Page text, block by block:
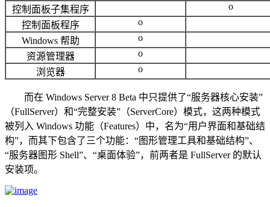
控制面板子集程序
o
控制面板程序
o
Windows 帮助
o
资源管理器
o
浏览器
o
而在 Windows Server 8 Beta 中只提供了“服务器核心安装”
（FullServer）和“完整安装”（ServerCore）模式，这两种模式
被列入 Windows 功能（Features）中，名为“用户界面和基础结
构”，而其下包含了三个功能：“图形管理工具和基础结构”、
“服务器图形 Shell”、“桌面体验”，前两者是 FullServer 的默认
安装项。